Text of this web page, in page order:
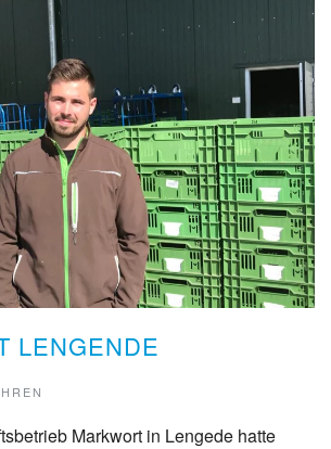
LENGENDE
Markwort in Lengede hatte